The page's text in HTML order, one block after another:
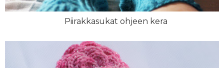
Piirakkasukat ohjeen kera